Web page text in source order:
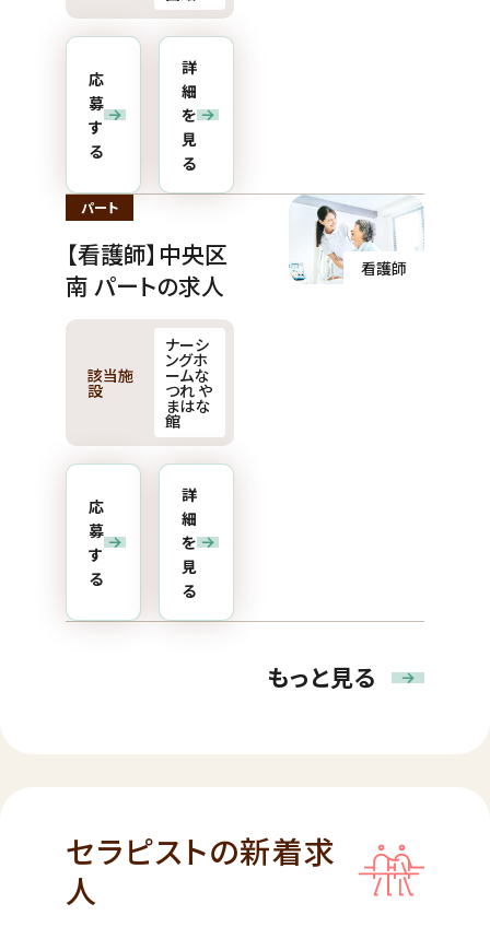
応
募
す
る
詳
細
を
見
る
パート
【看護師】中央区
南 パートの求人
該当施
設
ナーシ
ングホ
ームな
つれ や
まはな
館
応
募
す
る
詳
細
を
見
る
看護師
もっと見る
セラピストの新着求
人